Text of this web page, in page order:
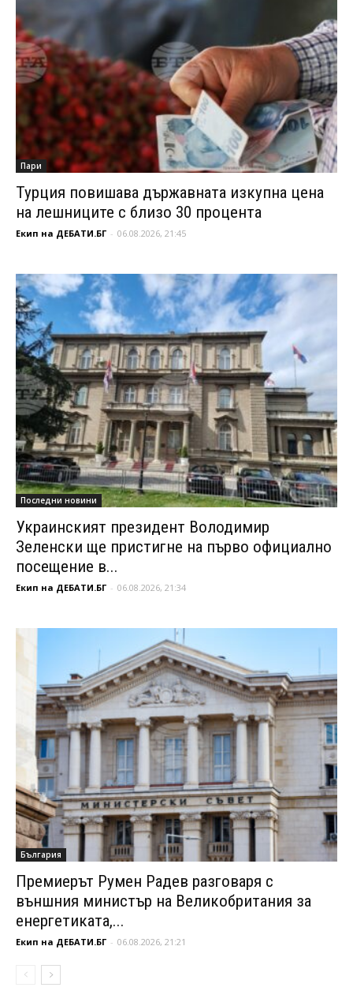
Пари
Турция повишава държавната изкупна цена
на лешниците с близо 30 процента
Екип на ДЕБАТИ.БГ - 06.08.2026, 21:45
Последни новини
Украинският президент Володимир
Зеленски ще пристигне на първо официално
посещение в...
Екип на ДЕБАТИ.БГ - 06.08.2026, 21:34
България
Премиерът Румен Радев разговаря с
външния министър на Великобритания за
енергетиката,...
Екип на ДЕБАТИ.БГ - 06.08.2026, 21:21